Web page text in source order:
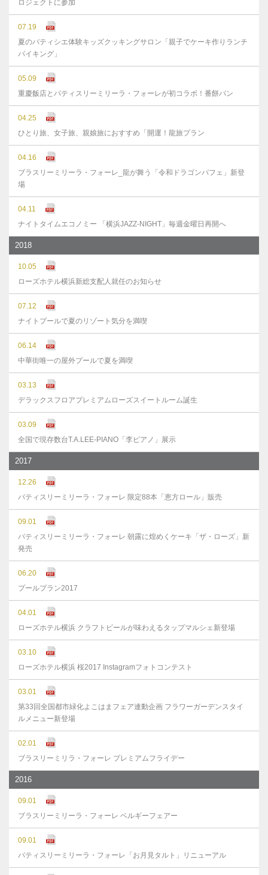
ロジェクトに参加
07.19
夏のパティシエ体験キッズクッキングサロン「親子でケーキ作りランチ
バイキング」
05.09
重慶飯店とパティスリーミリーラ・フォーレが初コラボ！番餅パン
04.25
ひとり旅、女子旅、親娘旅におすすめ「開運！龍旅プラン
04.16
ブラスリーミリーラ・フォーレ_龍が舞う「令和ドラゴンパフェ」新登
場
04.11
ナイトタイムエコノミー 「横浜JAZZ-NIGHT」毎週金曜日再開へ
2018
10.05
ローズホテル横浜新総支配人就任のお知らせ
07.12
ナイトプールで夏のリゾート気分を満喫
06.14
中華街唯一の屋外プールで夏を満喫
03.13
デラックスフロアプレミアムローズスイートルーム誕生
03.09
全国で現存数台T.A.LEE-PIANO「李ピアノ」展示
2017
12.26
パティスリーミリーラ・フォーレ 限定88本「恵方ロール」販売
09.01
パティスリーミリーラ・フォーレ 朝露に煌めくケーキ「ザ・ローズ」新
発売
06.20
プールプラン2017
04.01
ローズホテル横浜 クラフトビールが味わえるタップマルシェ新登場
03.10
ローズホテル横浜 桜2017 Instagramフォトコンテスト
03.01
第33回全国都市緑化よこはまフェア連動企画 フラワーガーデンスタイ
ルメニュー新登場
02.01
ブラスリーミリラ・フォーレ プレミアムフライデー
2016
09.01
ブラスリーミリーラ・フォーレ ベルギーフェアー
09.01
パティスリーミリーラ・フォーレ「お月見タルト」リニューアル